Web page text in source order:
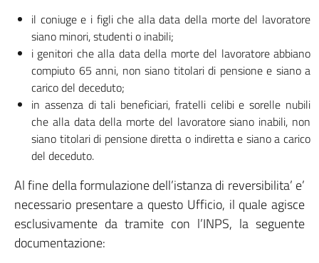
il coniuge e i figli che alla data della morte del lavoratore
siano minori, studenti o inabili;
i genitori che alla data della morte del lavoratore abbiano
compiuto 65 anni, non siano titolari di pensione e siano a
carico del deceduto;
in assenza di tali beneficiari, fratelli celibi e sorelle nubili
che alla data della morte del lavoratore siano inabili, non
siano titolari di pensione diretta o indiretta e siano a carico
del deceduto.
Al fine della formulazione dell’istanza di reversibilita’ e’
necessario presentare a questo Ufficio, il quale agisce
esclusivamente da tramite con l’INPS, la seguente
documentazione: